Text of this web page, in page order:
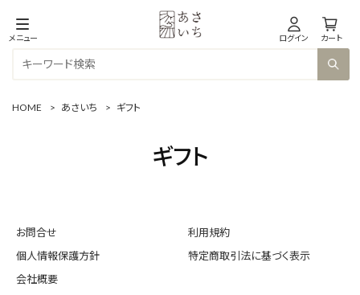
メニュー ログイン カート
HOME > あさいち > ギフト
ギフト
お問合せ
利用規約
個人情報保護方針
特定商取引法に基づく表示
会社概要